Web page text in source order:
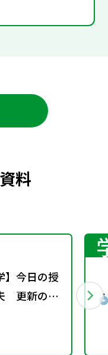
料
】今日の授
更新のお